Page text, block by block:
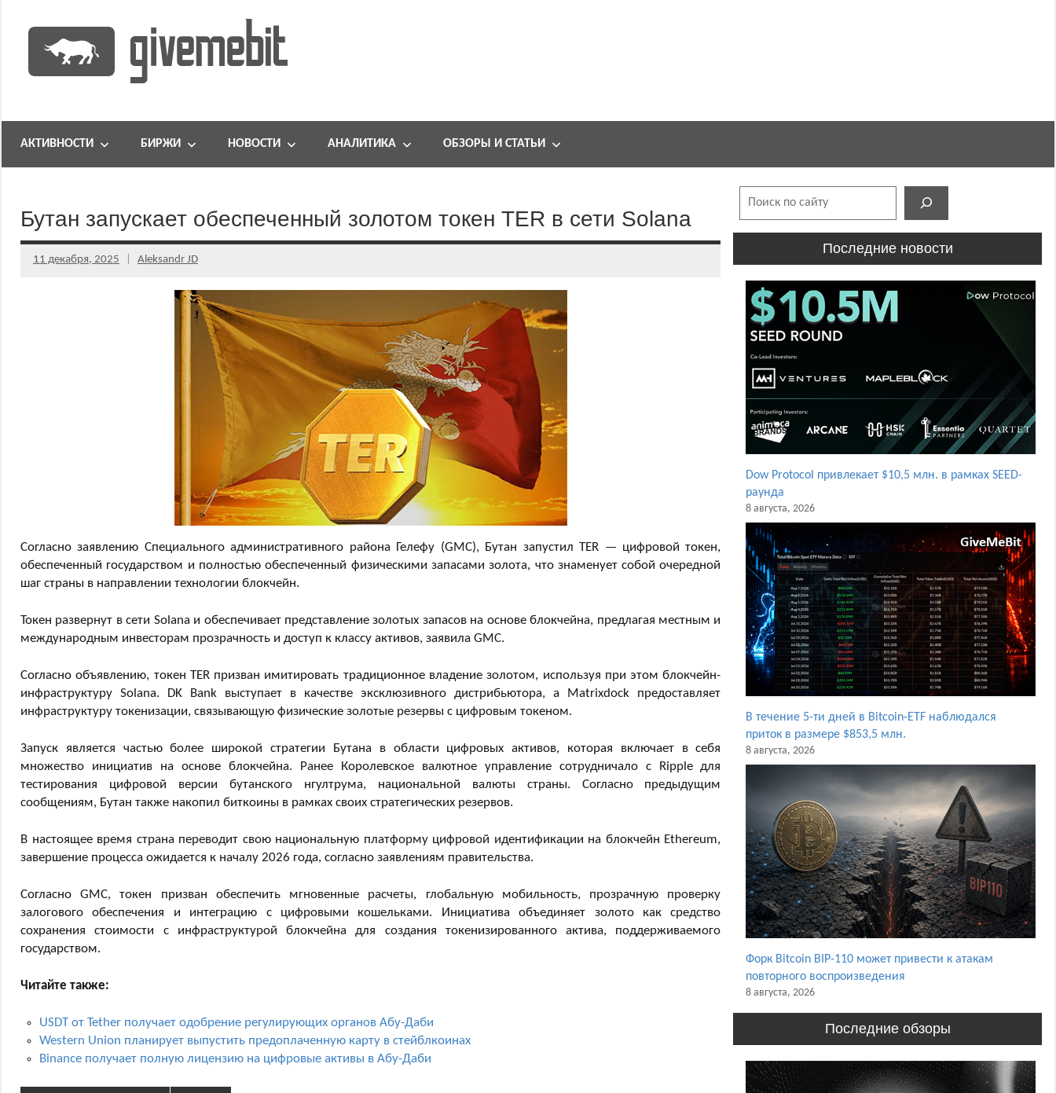
содержимому
GiveMeBit.com
портал
АКТИВНОСТИ БИРЖИ НОВОСТИ АНАЛИТИКА ОБЗОРЫ И СТАТЬИ
Бутан запускает обеспеченный золотом токен TER в сети Solana
11 декабря, 2025 Aleksandr JD
Согласно заявлению Специального административного района Гелефу (GMC), Бутан запустил TER — цифровой токен,
обеспеченный государством и полностью обеспеченный физическими запасами золота, что знаменует собой очередной
шаг страны в направлении технологии блокчейн.
Токен развернут в сети Solana и обеспечивает представление золотых запасов на основе блокчейна, предлагая местным и
международным инвесторам прозрачность и доступ к классу активов, заявила GMC.
Согласно объявлению, токен TER призван имитировать традиционное владение золотом, используя при этом блокчейн-
инфраструктуру Solana. DK Bank выступает в качестве эксклюзивного дистрибьютора, а Matrixdock предоставляет
инфраструктуру токенизации, связывающую физические золотые резервы с цифровым токеном.
Запуск является частью более широкой стратегии Бутана в области цифровых активов, которая включает в себя
множество инициатив на основе блокчейна. Ранее Королевское валютное управление сотрудничало с Ripple для
тестирования цифровой версии бутанского нгултрума, национальной валюты страны. Согласно предыдущим
сообщениям, Бутан также накопил биткоины в рамках своих стратегических резервов.
В настоящее время страна переводит свою национальную платформу цифровой идентификации на блокчейн Ethereum,
завершение процесса ожидается к началу 2026 года, согласно заявлениям правительства.
Согласно GMC, токен призван обеспечить мгновенные расчеты, глобальную мобильность, прозрачную проверку
залогового обеспечения и интеграцию с цифровыми кошельками. Инициатива объединяет золото как средство
сохранения стоимости с инфраструктурой блокчейна для создания токенизированного актива, поддерживаемого
государством.
Читайте также:
USDT от Tether получает одобрение регулирующих органов Абу-Даби
Western Union планирует выпустить предоплаченную карту в стейблкоинах
Binance получает полную лицензию на цифровые активы в Абу-Даби
Последние новости
Dow Protocol привлекает $10,5 млн. в рамках SEED-
раунда
8 августа, 2026
В течение 5-ти дней в Bitcoin-ETF наблюдался
приток в размере $853,5 млн.
8 августа, 2026
Форк Bitcoin BIP-110 может привести к атакам
повторного воспроизведения
8 августа, 2026
Последние обзоры